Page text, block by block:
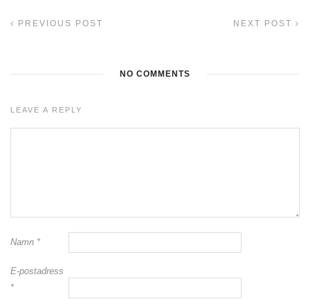
PREVIOUS POST NEXT POST
NO COMMENTS
LEAVE A REPLY
Namn *
E-postadress
*